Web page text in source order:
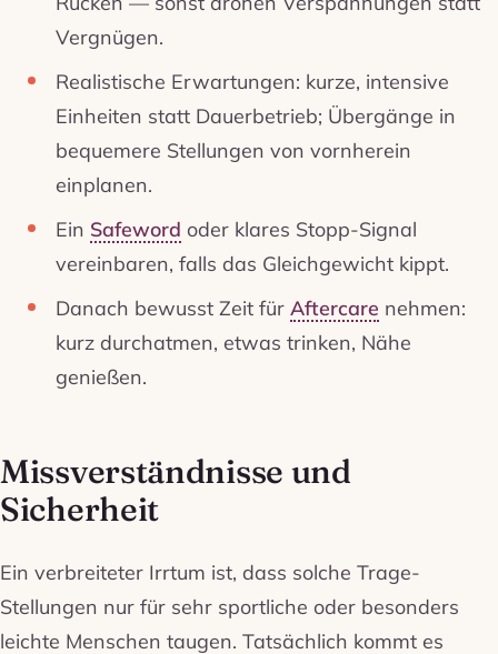
Vergnügen.
Realistische Erwartungen: kurze, intensive
Einheiten statt Dauerbetrieb; Übergänge in
bequemere Stellungen von vornherein
einplanen.
Ein Safeword oder klares Stopp-Signal
vereinbaren, falls das Gleichgewicht kippt.
Danach bewusst Zeit fürAftercare nehmen:
kurz durchatmen, etwas trinken, Nähe
genießen.
Missverständnisse und
Sicherheit
Ein verbreiteter Irrtum ist, dass solche Trage-
Stellungen nur für sehr sportliche oder besonders
leichte Menschen taugen. Tatsächlich kommt es